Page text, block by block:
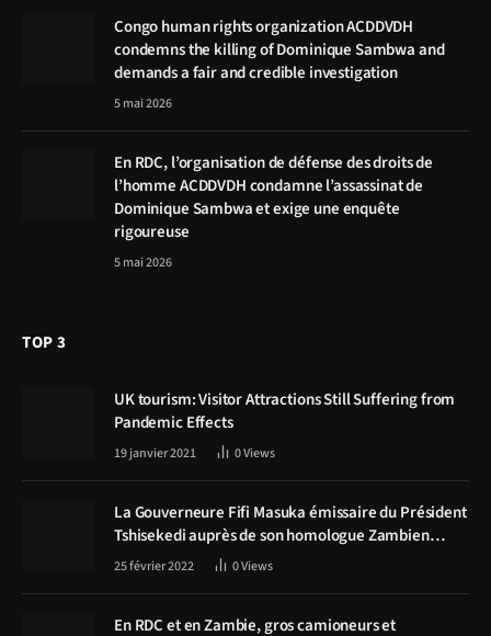
Congo human rights organization ACDDVDH
condemns the killing of Dominique Sambwa and
demands a fair and credible investigation
5 mai 2026
En RDC, l’organisation de défense des droits de
l’homme ACDDVDH condamne l’assassinat de
Dominique Sambwa et exige une enquête
rigoureuse
5 mai 2026
TOP 3
UK tourism: Visitor Attractions Still Suffering from
Pandemic Effects
19 janvier 2021 0Views
La Gouverneure Fifi Masuka émissaire du Président
Tshisekedi auprès de son homologue Zambien
Hichilema, la construction de la route Kolwezi -
25 février 2022 0Views
En RDC et en Zambie, gros camioneurs et